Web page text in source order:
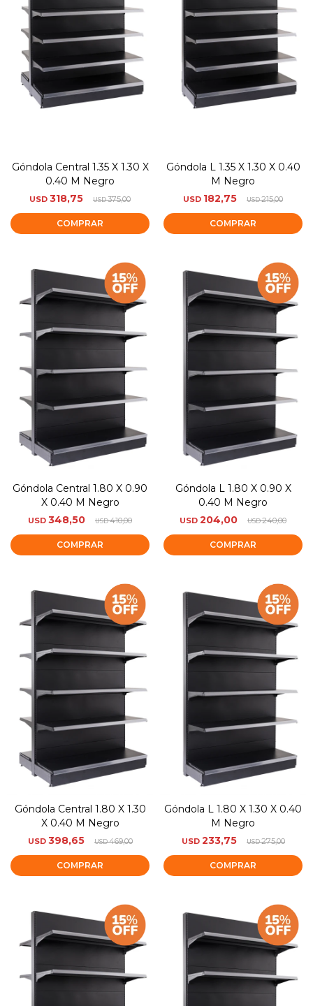
Góndola Central 1.35 X 1.30 X
0.40 M Negro
USD 318,75 USD375,00
Góndola L 1.35 X 1.30 X 0.40
M Negro
USD 182,75 USD215,00
Góndola Central 1.80 X 0.90
X 0.40 M Negro
USD 348,50 USD410,00
Góndola L 1.80 X 0.90 X
0.40 M Negro
USD 204,00 USD240,00
Góndola Central 1.80 X 1.30
X 0.40 M Negro
USD 398,65 USD469,00
Góndola L 1.80 X 1.30 X 0.40
M Negro
USD 233,75 USD275,00